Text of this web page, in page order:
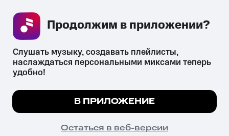
СКАЧАТЬ ПРИЛОЖЕНИЕ
психотропных веществ, их аналогов причиняет вред здоровью,
их незаконный оборот запрещён и влечёт установленную
законодательством ответственность.
© 2026 ООО «КИОН».
Все права защищены
Мы используем куки, чтобы на сайте все
Подробнее
ПОНЯТНО
Слушать музыку, создавать плейлисты,
наслаждаться персональными миксами теперь
удобно!
В ПРИЛОЖЕНИЕ
Остаться в веб-версии